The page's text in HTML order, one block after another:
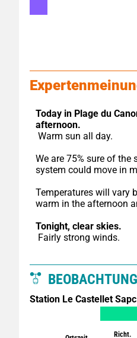
Today in Plage du
afternoon.
Warm sun all day.
We are 75% sure of the
system could move in
Temperatures will vary
warm in the afternoon
Tonight, clear skies.
Fairly strong winds.
Station Le Castellet Sapc
Richt.